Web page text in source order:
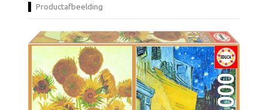
Productafbeelding